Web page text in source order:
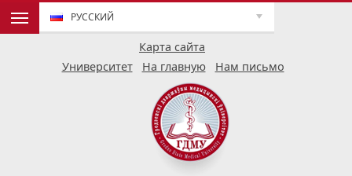
Карта сайта
РУССКИЙ
Университет На главную Нам письмо